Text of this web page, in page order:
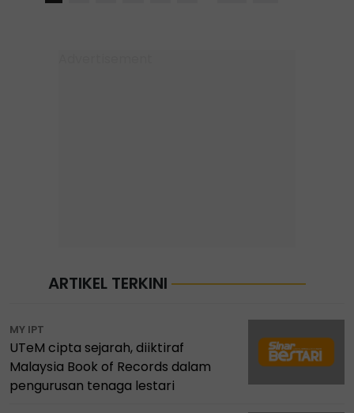
ARTIKEL TERKINI
MY IPT
UTeM cipta sejarah, diiktiraf
Malaysia Book of Records dalam
pengurusan tenaga lestari